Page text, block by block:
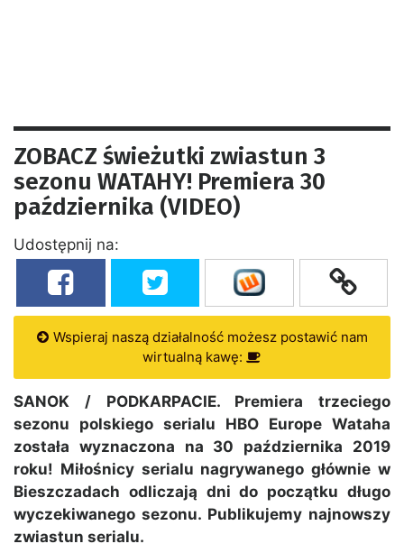
ZOBACZ świeżutki zwiastun 3
sezonu WATAHY! Premiera 30
października (VIDEO)
Udostępnij na:
Wspieraj naszą działalność możesz postawić nam
wirtualną kawę:
SANOK / PODKARPACIE. Premiera trzeciego
sezonu polskiego serialu HBO Europe Wataha
została wyznaczona na 30 października 2019
roku! Miłośnicy serialu nagrywanego głównie w
Bieszczadach odliczają dni do początku długo
wyczekiwanego sezonu. Publikujemy najnowszy
zwiastun serialu.